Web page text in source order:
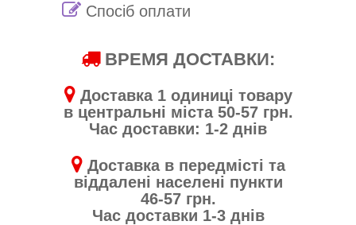
Спосіб оплати
ВРЕМЯ ДОСТАВКИ:
Доставка 1 одиниці товару
в центральні міста 50-57 грн.
Час доставки: 1-2 днів
Доставка в передмісті та
віддалені населені пункти
46-57 грн.
Час доставки 1-3 днів